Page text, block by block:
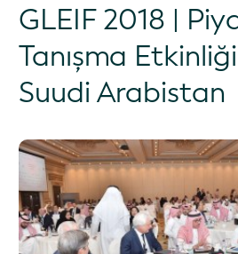
GLEIF 2018 |
Tanışma
Suudi Arabistan